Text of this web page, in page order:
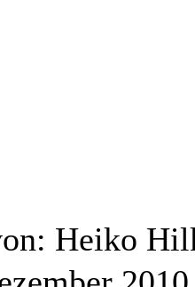
Heiko